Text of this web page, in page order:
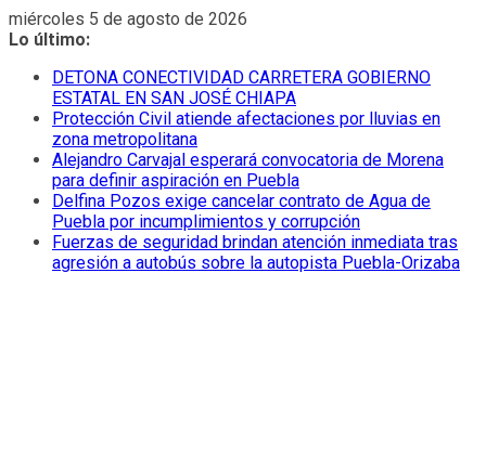
Saltar
al
miércoles 5 de agosto de 2026
Lo último:
DETONA CONECTIVIDAD CARRETERA GOBIERNO
ESTATAL EN SAN JOSÉ CHIAPA
Protección Civil atiende afectaciones por lluvias en
zona metropolitana
Alejandro Carvajal esperará convocatoria de Morena
para definir aspiración en Puebla
Delfina Pozos exige cancelar contrato de Agua de
Puebla por incumplimientos y corrupción
Fuerzas de seguridad brindan atención inmediata tras
agresión a autobús sobre la autopista Puebla-Orizaba